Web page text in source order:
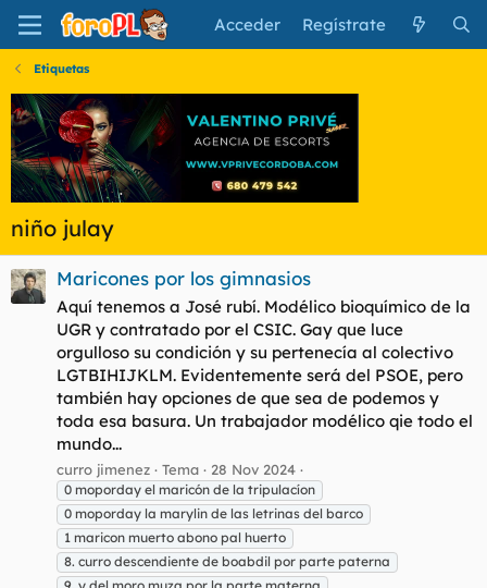
Acceder Regístrate
Etiquetas
niño julay
Maricones por los gimnasios
Aquí tenemos a José rubí. Modélico bioquímico de la
UGR y contratado por el CSIC. Gay que luce
orgulloso su condición y su pertenecía al colectivo
LGTBIHIJKLM. Evidentemente será del PSOE, pero
también hay opciones de que sea de podemos y
toda esa basura. Un trabajador modélico qie todo el
mundo...
curro jimenez Tema 28 Nov 2024
0 moporday el maricón de la tripulacíon
0 moporday la marylin de las letrinas del barco
1 maricon muerto abono pal huerto
8. curro descendiente de boabdil por parte paterna